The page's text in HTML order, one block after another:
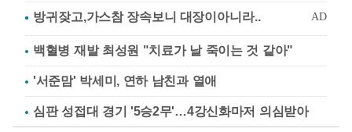
백혈병 재발 최성원 "치료가 날 죽이는 것 같아"
'서준맘' 박세미, 연하 남친과 열애
심판 성접대 경기 '5승2무'…4강신화마저 의심받아